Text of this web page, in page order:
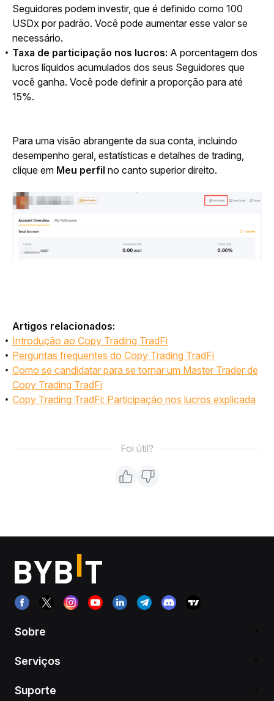
Seguidores podem investir, que é definido como 100
USDx por padrão. Você pode aumentar esse valor se
necessário.
Taxa de participação nos lucros: A porcentagem dos
lucros líquidos acumulados dos seus Seguidores que
você ganha. Você pode definir a proporção para até
15%.
Para uma visão abrangente da sua conta, incluindo
desempenho geral, estatísticas e detalhes de trading,
clique em Meu perfil no canto superior direito.
Artigos relacionados:
Introdução ao Copy Trading TradFi
Perguntas frequentes do Copy Trading TradFi
Como se candidatar para se tornar um Master Trader de
Copy Trading TradFi
Copy Trading TradFi: Participação nos lucros explicada
Foi útil?
Sobre
Serviços
Suporte